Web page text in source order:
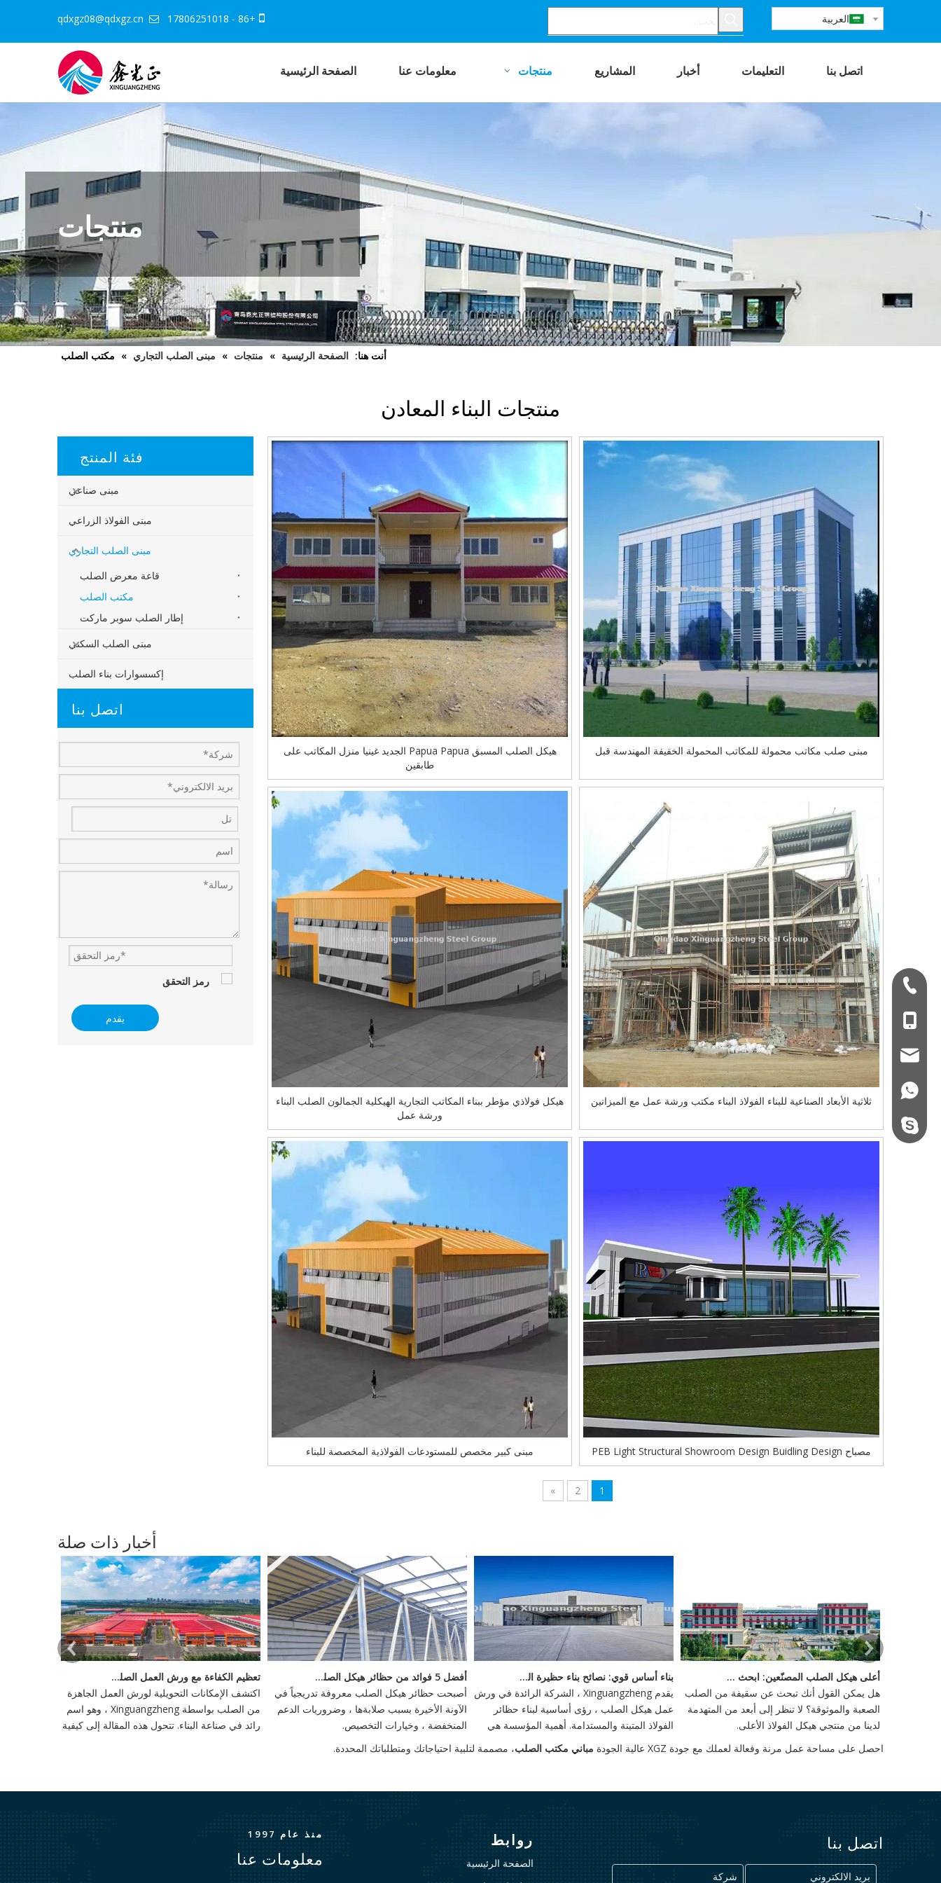

+86 - 17806251018

qdxgz08@qdxgz.cn العربية
اتصل بنا التعليمات أخبار المشاريع منتجات معلومات عنا الصفحة الرئيسية
منتجات
أنت هنا: الصفحة الرئيسية » منتجات » مبنى الصلب التجاري » مكتب الصلب
منتجات البناء المعادن
فئة المنتج
مبنى صناعي
مبنى الفولاذ الزراعي
مبنى الصلب التجاري
قاعة معرض الصلب
مكتب الصلب
إطار الصلب سوبر ماركت
مبنى الصلب السكني
إكسسوارات بناء الصلب
اتصل بنا
يقدم
مبنى صلب مكاتب محمولة للمكاتب المحمولة الخفيفة المهندسة قبل
هيكل الصلب المسبق Papua Papua الجديد غينيا منزل المكاتب على
طابقين
ثلاثية الأبعاد الصناعية للبناء الفولاذ البناء مكتب ورشة عمل مع الميزانين
هيكل فولاذي مؤطر ببناء المكاتب التجارية الهيكلية الجمالون الصلب البناء
ورشة عمل
مصباح PEB Light Structural Showroom Design Buidling Design مبنى كبير مخصص للمستودعات الفولاذية المخصصة للبناء
1
2
»
أخبار ذات صلة
تعظيم الكفاءة مع ورش العمل الصلب الجاهزة
اكتشف الإمكانات التحويلية لورش العمل الجاهزة
من الصلب بواسطة Xinguangzheng ، وهو اسم
رائد في صناعة البناء. تتحول هذه المقالة إلى كيفية
أفضل 5 فوائد من حظائر هيكل الصلب - استثمار دائم
أصبحت حظائر هيكل الصلب معروفة تدريجياً في
الآونة الأخيرة بسبب صلابةها ، وضروريات الدعم
المنخفضة ، وخيارات التخصيص.
بناء أساس قوي: نصائح بناء حظيرة الصلب
يقدم Xinguangzheng ، الشركة الرائدة في ورش
عمل هيكل الصلب ، رؤى أساسية لبناء حظائر
الفولاذ المتينة والمستدامة. أهمية المؤسسة هي
أمر بالغ الأهمية ، وخيارات مرنة مثل الأسس
العميقة والأكوام الحلزونية توفر الاستقرار ضد
أعلى هيكل الصلب المصنّعين: ابحث عن سقيفك المثالي للبيع
هل يمكن القول أنك تبحث عن سقيفة من الصلب
الصعبة والموثوقة؟ لا تنظر إلى أبعد من المتهدمة
لدينا من منتجي هيكل الفولاذ الأعلى.
<
احصل على مساحة عمل مرنة وفعالة لعملك مع جودة XGZ عالية الجودة مباني مكتب الصلب، مصممة لتلبية احتياجاتك ومتطلباتك المحددة.
منذ عام 1997
معلومات عنا
+ 86-532-
+86 -
+86 -
روابط
الصفحة الرئيسية
اتصل بنا